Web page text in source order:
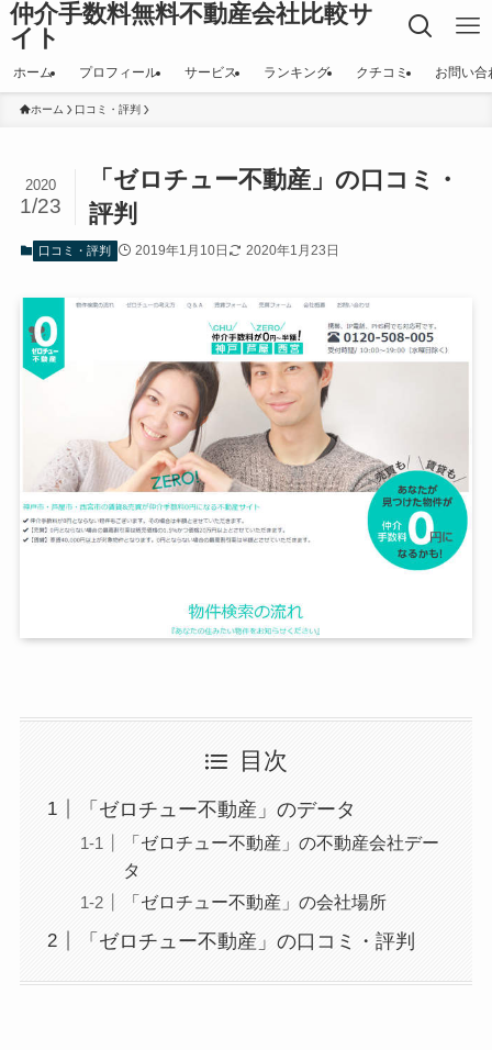
仲介手数料無料不動産会社比較サ
イト
ホーム プロフィール サービス ランキング クチコミ お問い合
ホーム 口コミ・評判
「ゼロチュー不動産」の口コミ・
評判
2020
1/23
口コミ・評判 2019年1月10日 2020年1月23日
目次
「ゼロチュー不動産」のデータ
「ゼロチュー不動産」の不動産会社デー
タ
「ゼロチュー不動産」の会社場所
「ゼロチュー不動産」の口コミ・評判